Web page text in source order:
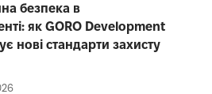
безпека в
як GORO Development
нові стандарти захисту